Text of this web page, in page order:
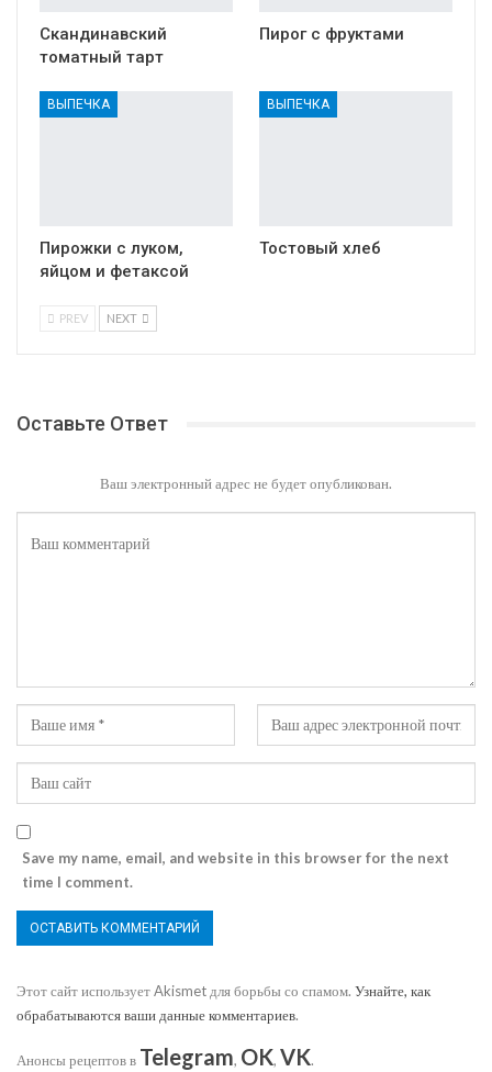
Скандинавский
томатный тарт
Пирог с фруктами
ВЫПЕЧКА
Пирожки с луком,
яйцом и фетаксой
ВЫПЕЧКА
Тостовый хлеб
PREV NEXT
Оставьте Ответ
Ваш электронный адрес не будет опубликован.
Save my name, email, and website in this browser for the next
time I comment.
Этот сайт использует Akismet для борьбы со спамом. Узнайте, как
обрабатываются ваши данные комментариев.
Анонсы рецептов в Telegram, OK, VK.